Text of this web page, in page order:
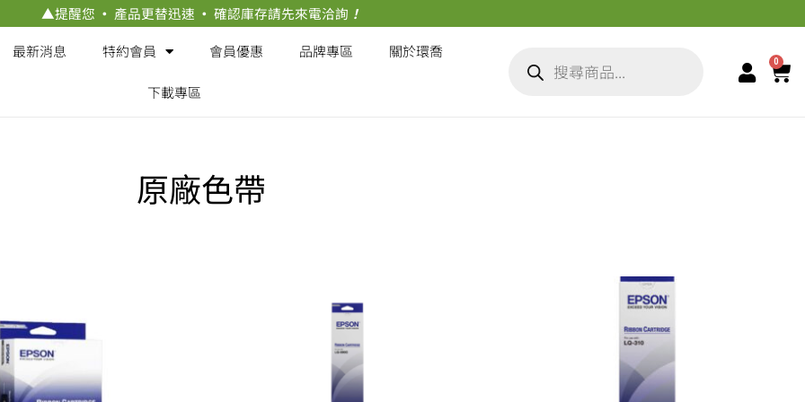
▲提醒您 · 產品更替迅速 · 確認庫存請先來電洽詢 ！
最新消息
特約會員 會員優惠 品牌專區 關於環喬
下載專區
0
原廠色帶